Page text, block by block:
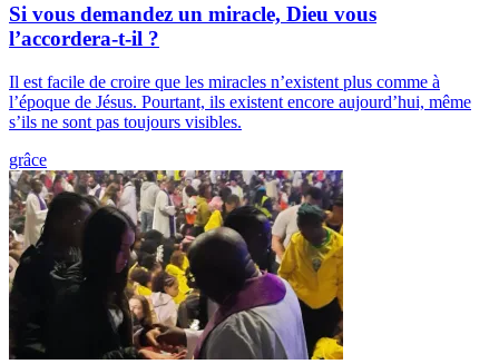
Si vous demandez un miracle, Dieu vous
l’accordera-t-il ?
Il est facile de croire que les miracles n’existent plus comme à
l’époque de Jésus. Pourtant, ils existent encore aujourd’hui, même
s’ils ne sont pas toujours visibles.
grâce